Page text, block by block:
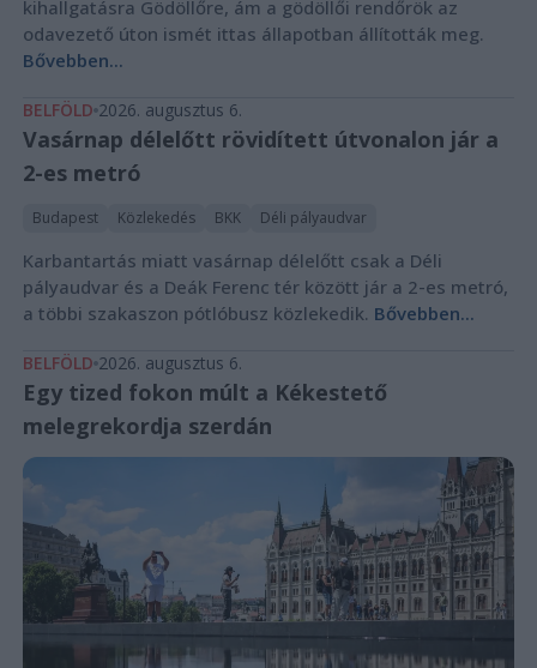
kihallgatásra Gödöllőre, ám a gödöllői rendőrök az
odavezető úton ismét ittas állapotban állították meg.
Bővebben...
BELFÖLD 2026. augusztus 6.
Vasárnap délelőtt rövidített útvonalon jár a
2-es metró
Budapest Közlekedés BKK Déli pályaudvar
Karbantartás miatt vasárnap délelőtt csak a Déli
pályaudvar és a Deák Ferenc tér között jár a 2-es metró,
a többi szakaszon pótlóbusz közlekedik. Bővebben...
BELFÖLD 2026. augusztus 6.
Egy tized fokon múlt a Kékestető
melegrekordja szerdán